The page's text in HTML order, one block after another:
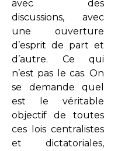
avec des
discussions, avec
une ouverture
d’esprit de part et
d’autre. Ce qui
n’est pas le cas. On
se demande quel
est le véritable
objectif de toutes
ces lois centralistes
et dictatoriales,